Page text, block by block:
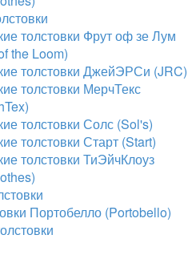
толстовки Фрут оф зе Лум
the Loom)
толстовки ДжейЭРСи (JRC)
толстовки МерчТекс
толстовки Солс (Sol's)
толстовки Старт (Start)
толстовки ТиЭйчКлоуз
Портобелло (Portobello)